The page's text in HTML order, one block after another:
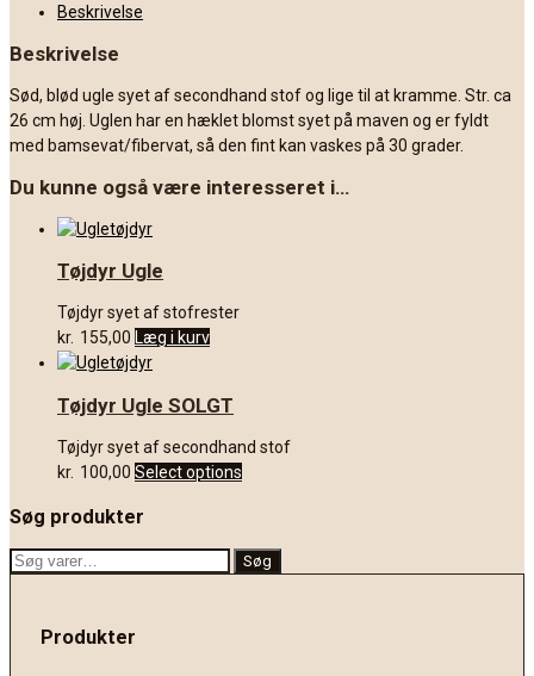
Beskrivelse
Beskrivelse
Sød, blød ugle syet af secondhand stof og lige til at kramme. Str. ca
26 cm høj. Uglen har en hæklet blomst syet på maven og er fyldt
med bamsevat/fibervat, så den fint kan vaskes på 30 grader.
Du kunne også være interesseret i…
Tøjdyr Ugle
Tøjdyr syet af stofrester
kr. 155,00 Læg i kurv
Tøjdyr Ugle SOLGT
Tøjdyr syet af secondhand stof
kr. 100,00 Select options
Søg produkter
Søg
Søg
Produkter